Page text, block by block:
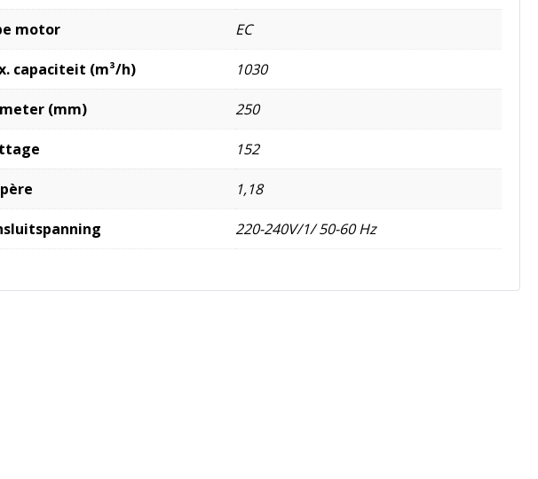
motor EC
capaciteit (m³/h) 1030
(mm) 250
152
1,18
220-240V/1/ 50-60 Hz